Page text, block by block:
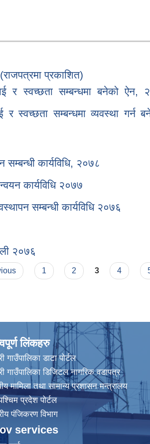
प्रकाशित)
र स्वच्छता सम्बन्धमा बनेको ऐन,
र स्वच्छता सम्बन्धमा व्यवस्था गर्न
कार्यविधि, २०७८
कार्यविधि २०७७
सम्बन्धी कार्यविधि २०७६
२०७६
1 2 3 4
लिंकहरु
गाउँपालिका डाटा पाेर्टल
गाउँपालिका डिजिटल नागरिक वडापत्र
मामिला तथा सामान्य प्रशासन मन्त्रालय
प्रदेश पोर्टल
प‌ंजिकरण विभाग
services